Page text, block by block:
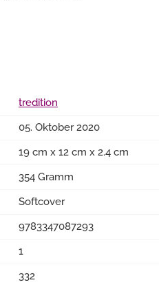
tredition
05. Oktober 2020
19 cm x 12 cm x 2.4 cm
354 Gramm
Softcover
9783347087293
1
332